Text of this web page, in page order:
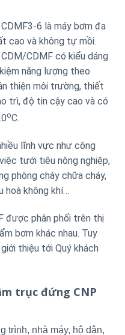
6 là máy bơm đa
cao và không tự mồi.
CDMF có kiểu dáng
năng lượng theo
thiện môi trường, thiết
trì, độ tin cậy cao và có
oC.
lĩnh vực như công
tưới tiêu nông nghiệp,
phòng cháy chữa cháy,
hoà không khí…
được phân phối trên thị
bơm khác nhau. Tuy
thiệu tới Quý khách
trục đứng CNP
trình, nhà máy, hộ dân,